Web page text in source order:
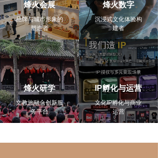
烽火会展
品牌与城市形象的
塑造者
烽火数字
沉浸式文化体验构
建者
烽火研学
文教旅融合创新服
务平台
IP孵化与运营
文化IP孵化与商业
运营